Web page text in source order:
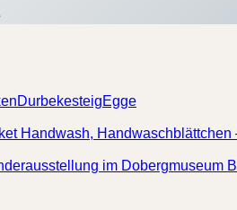
DurbekesteigEgge
Handwash,
im Dobergmuseum